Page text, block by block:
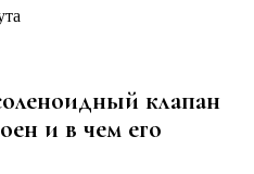
клапан
и в чем его